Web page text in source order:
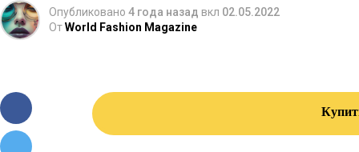
Опубликовано 4 года назад вкл 02.05.2022
ОтWorld Fashion Magazine